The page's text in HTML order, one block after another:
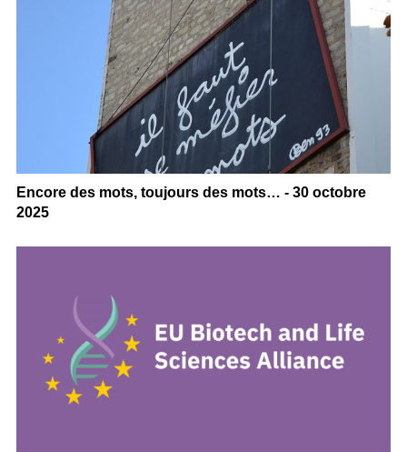
Encore des mots, toujours des mots… - 30 octobre
2025